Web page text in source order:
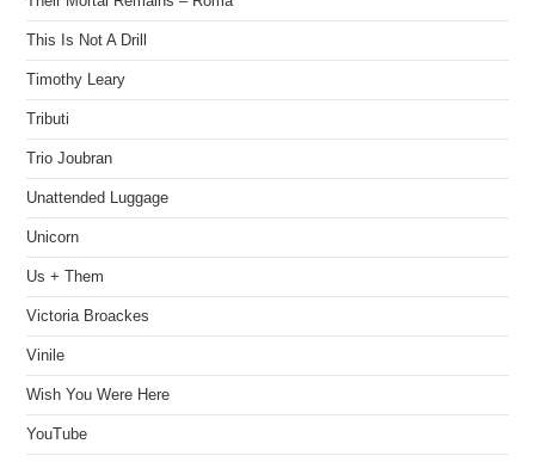
This Is Not A Drill
Timothy Leary
Tributi
Trio Joubran
Unattended Luggage
Unicorn
Us + Them
Victoria Broackes
Vinile
Wish You Were Here
YouTube